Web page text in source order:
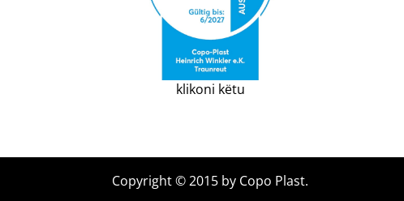
klikoni këtu
Copyright © 2015 by Copo Plast.